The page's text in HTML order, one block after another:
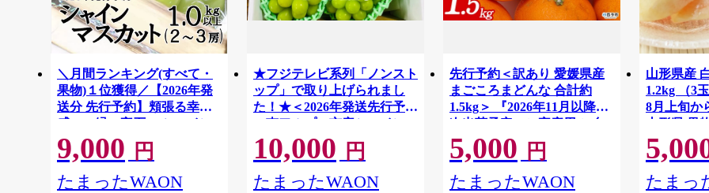
＼月間ランキング(すべて・
果物)１位獲得／【2026年発
送分 先行予約】頬張る幸福
感 〜緑の宝石・ シャイン
マスカット 〜 １ｋｇ以上
（２〜３房） フルーツ 山梨
県産 果物 くだもの シャイン
マスカット ぶどう ブドウ 葡
9,000 円
たまったWAON
★フジテレビ系列「ノンスト
ップ」で取り上げられまし
た！★＜2026年発送先行予約
＞南アルプス市産シャインマ
スカット1.2kg以上（2～3
房） クール便発送
ALPAG007
10,000 円
たまったWAON
先行予約＜訳あり 愛媛県産
まごころまどんな 合計約
1.5kg＞ 『2026年11月以降順
次出荷予定』ご家庭用 ご自
宅用 紅まどんな マドンナ お
試し わけあり 果物 柑橘 フル
ーツ 高級 国産 濃厚 果汁 産
地直送 ミヤモトオレンジガ
5,000 円
たまったWAON
山形県産
1.2kg （3
8月上旬か
山形県 果
もも 夏 送
たまっ